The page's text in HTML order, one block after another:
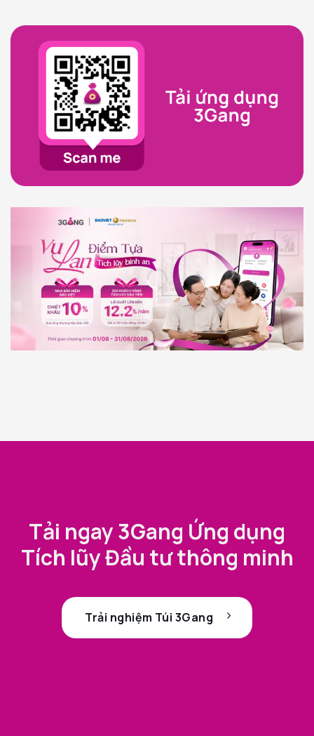
Tải ngay 3Gang Ứng dụng
Tích lũy Đầu tư thông minh
Trải nghiệm Túi 3Gang